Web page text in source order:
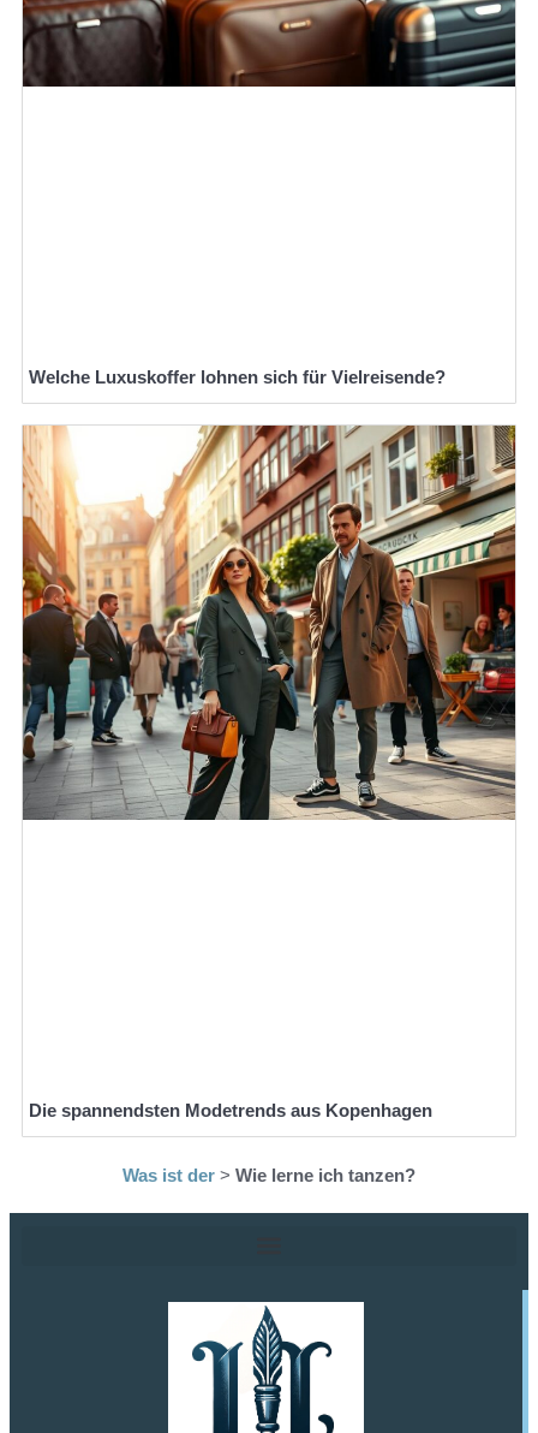
Welche Luxuskoffer lohnen sich für Vielreisende?
Die spannendsten Modetrends aus Kopenhagen
Was ist der > Wie lerne ich tanzen?